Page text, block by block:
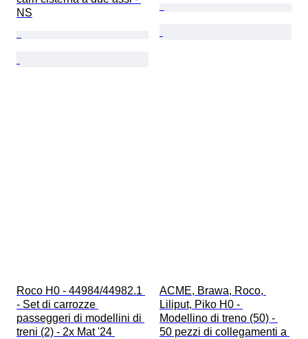
NS
Roco H0 - 44984/44982.1
- Set di carrozze
passeggeri di modellini di
treni (2) - 2x Mat '24
ACME, Brawa, Roco,
Liliput, Piko H0 -
Modellino di treno (50) -
50 pezzi di collegamenti a